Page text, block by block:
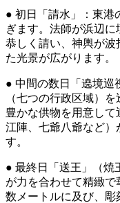
● 初日「請水」：東港
ぎます。法師が浜辺
恭しく請い、神輿が波
た光景が広がります。
● 中間の数日「遶境巡
（七つの行政区域）
豊かな供物を用意し
江陣、七爺八爺など）
す。
● 最終日「送王」（焼
が力を合わせて精緻
数メートルに及び、